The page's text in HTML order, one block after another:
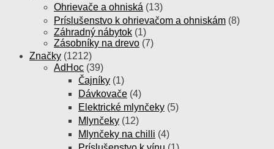
Ohrievače a ohniská (13)
Príslušenstvo k ohrievačom a ohniskám (8)
Záhradný nábytok (1)
Zásobníky na drevo (7)
Značky (1212)
AdHoc (39)
Čajníky (1)
Dávkovače (4)
Elektrické mlynčeky (5)
Mlynčeky (12)
Mlynčeky na chilli (4)